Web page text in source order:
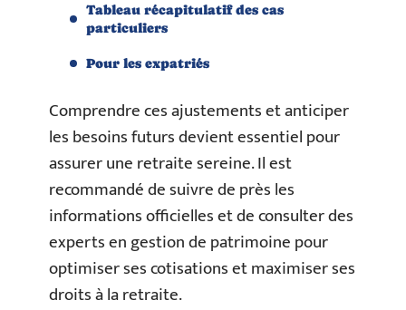
Tableau récapitulatif des cas
particuliers
Pour les expatriés
Comprendre ces ajustements et anticiper
les besoins futurs devient essentiel pour
assurer une retraite sereine. Il est
recommandé de suivre de près les
informations officielles et de consulter des
experts en gestion de patrimoine pour
optimiser ses cotisations et maximiser ses
droits à la retraite.